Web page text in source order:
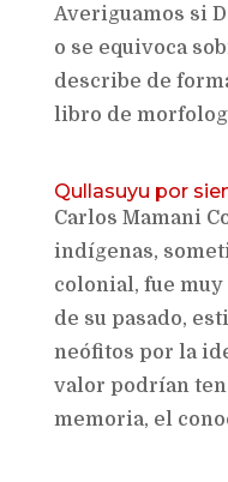
Averiguamos si
o se equivoca
describe de
libro de
Qullasuyu por
Carlos Mamani
indígenas,
colonial, fue
de su pasado,
neófitos por la
valor podrían
memoria, el